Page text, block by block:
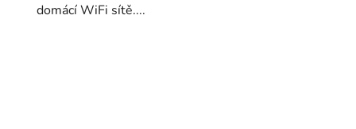
domácí WiFi sítě....